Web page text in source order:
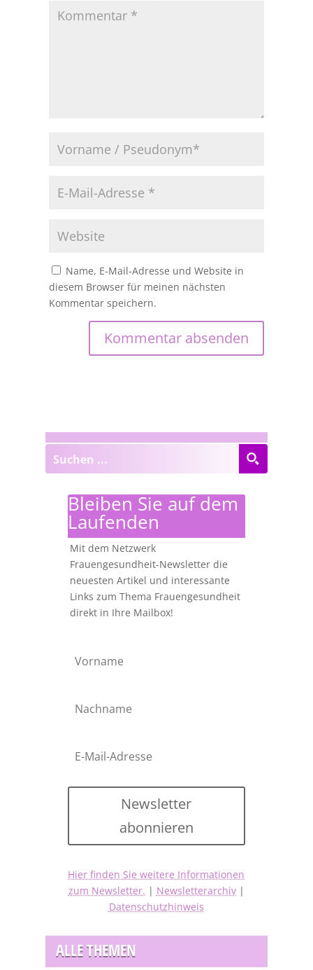
Name, E-Mail-Adresse und Website in
diesem Browser für meinen nächsten
Kommentar speichern.
Bleiben Sie auf dem
Laufenden
Mit dem Netzwerk
Frauengesundheit-Newsletter die
neuesten Artikel und interessante
Links zum Thema Frauengesundheit
direkt in Ihre Mailbox!
Newsletter
abonnieren
Hier finden Sie weitere Informationen
zum Newsletter. | Newsletterarchiv|
Datenschutzhinweis
ALLE THEMEN